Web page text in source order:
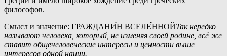
философов.
Смысл и значение: ГРАЖДАНИ́Н ВСЕЛЕ́ННОЙТак нередко
называют человека, который, не изменяя своей родине, всё же
ставит общечеловеческие интересы и ценности выше
интересов одной нации.